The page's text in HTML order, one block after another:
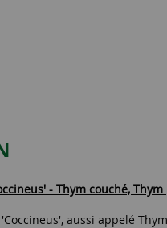
- Thym couché, Thym
'Coccineus', aussi appelé